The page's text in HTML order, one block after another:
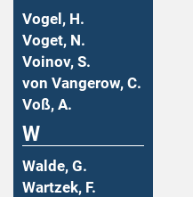
Vogel, H.
Voget, N.
Voinov, S.
von Vangerow, C.
Voß, A.
W
Walde, G.
Wartzek, F.